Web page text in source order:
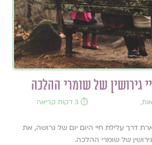
גירושין של שומרי ההלכה
, ⏱️ 3 דקות קריאה
דרך עלילת חיי היום יום של גרושה, את
של שומרי ההלכה.